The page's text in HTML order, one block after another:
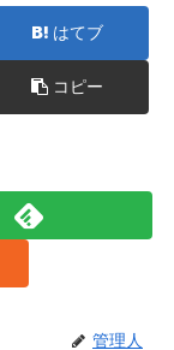
はてブ
コピー
管理人